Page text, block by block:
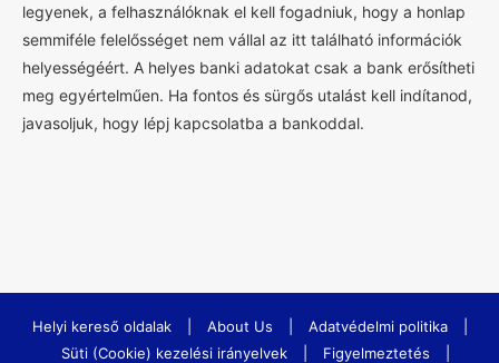
legyenek, a felhasználóknak el kell fogadniuk, hogy a honlap
semmiféle felelősséget nem vállal az itt található információk
helyességéért. A helyes banki adatokat csak a bank erősítheti
meg egyértelműen. Ha fontos és sürgős utalást kell indítanod,
javasoljuk, hogy lépj kapcsolatba a bankoddal.
Helyi kereső oldalak About Us Adatvédelmi politika
Süti (Cookie) kezelési irányelvek
Figyelmeztetés